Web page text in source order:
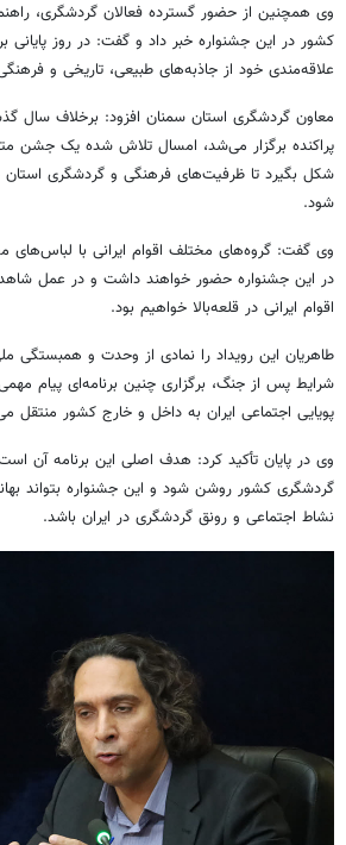
وی همچنین از حضور گسترده فعالان گردشگری،
کشور در این جشنواره خبر داد و گفت: در روز پایانی
علاقه‌مندی خود از جاذبه‌های طبیعی، تاریخی و
معاون گردشگری استان سمنان افزود: برخلاف سال
پراکنده برگزار می‌شد، امسال تلاش شده یک جشن
شکل بگیرد تا ظرفیت‌های فرهنگی و گردشگری
شود.
وی گفت: گروه‌های مختلف اقوام ایرانی با لباس‌های
در این جشنواره حضور خواهند داشت و در عمل شاهد
اقوام ایرانی در قلعه‌بالا خواهیم بود.
طاهریان این رویداد را نمادی از وحدت و همبستگی
شرایط پس از جنگ، برگزاری چنین برنامه‌ای پیام
پویایی اجتماعی ایران به داخل و خارج کشور منتقل
وی در پایان تأکید کرد: هدف اصلی این برنامه آن
گردشگری کشور روشن شود و این جشنواره بتواند
نشاط اجتماعی و رونق گردشگری در ایران باشد.